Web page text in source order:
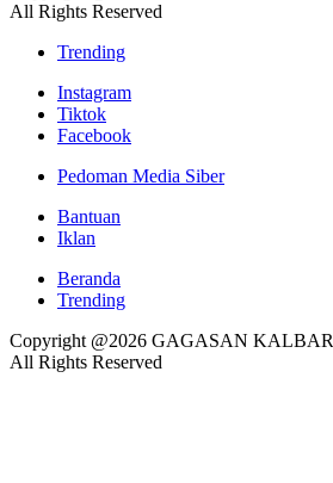
All Rights Reserved
Trending
Instagram
Tiktok
Facebook
Pedoman Media Siber
Bantuan
Iklan
Beranda
Trending
Copyright @2026 GAGASAN KALBAR
All Rights Reserved